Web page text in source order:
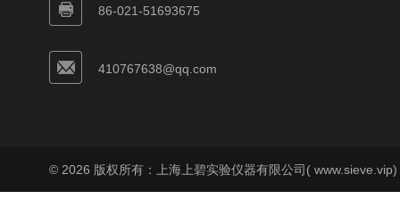
86-021-51693675
410767638@qq.com
© 2026 版权所有：上海上碧实验仪器有限公司(